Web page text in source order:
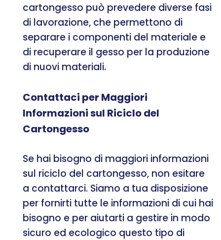
cartongesso può prevedere diverse fasi
di lavorazione, che permettono di
separare i componenti del materiale e
di recuperare il gesso per la produzione
di nuovi materiali.
Contattaci per Maggiori
Informazioni sul Riciclo del
Cartongesso
Se hai bisogno di maggiori informazioni
sul riciclo del cartongesso, non esitare
a contattarci. Siamo a tua disposizione
per fornirti tutte le informazioni di cui hai
bisogno e per aiutarti a gestire in modo
sicuro ed ecologico questo tipo di